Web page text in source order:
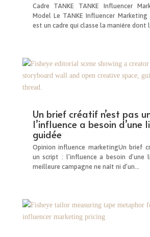
Cadre TANKE TANKE Influencer
Model Le TANKE Influencer
est un cadre qui classe la manière dont
Un brief créatif n’est pas
l’influence a besoin d’une
guidée
Opinion influence marketingUn brief
un script : l’influence a besoin d’une
meilleure campagne ne naît ni d’un...